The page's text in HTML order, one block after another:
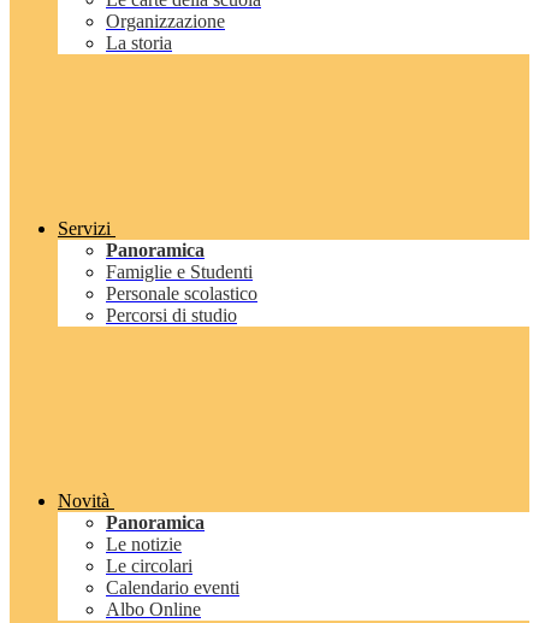
Organizzazione
La storia
Servizi
Panoramica
Famiglie e Studenti
Personale scolastico
Percorsi di studio
Novità
Panoramica
Le notizie
Le circolari
Calendario eventi
Albo Online